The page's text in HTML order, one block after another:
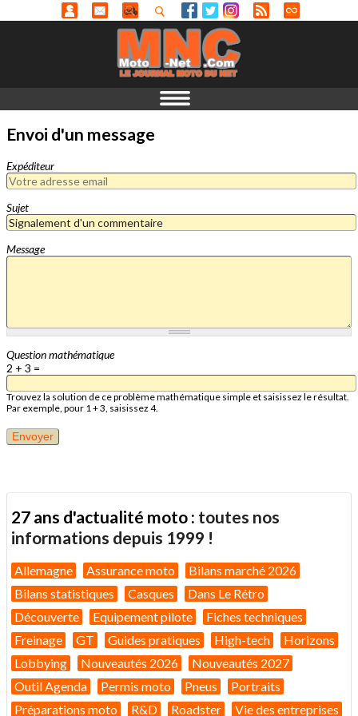
Envoi d'un message
Expéditeur
Sujet
Message
Question mathématique
2 + 3 =
Trouvez la solution de ce problème mathématique simple et saisissez le résultat.
Par exemple, pour 1 + 3, saisissez 4.
27 ans d'actualité moto : toutes nos
informations depuis 1999 !
Allemagne Assurance moto
Bilans marché 2026
Bilans statistiques
Casques
Dans Le Rétro
Découverte
Equipement pilote
Fiches techniques
Freinage
GT Guides pratiques High-tech
Horizons
Lobbying
Nouveautés 2026
Nouveautés 2027
Outil Agenda
Permis moto Pneus
Portraits
Préparations moto
R&D Roadster Vie des entreprises